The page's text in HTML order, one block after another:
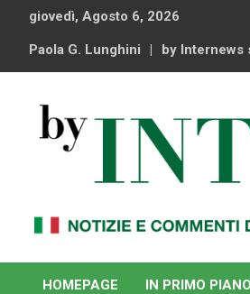
content
giovedì, Agosto 6, 2026
Paola G. Lunghini by Internews
By Internews
internazionale
HOMEPAGE
IN PRIMO PIANO